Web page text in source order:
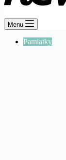
Menu
Pamiatky